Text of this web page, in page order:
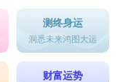
测终身运
洞悉未来鸿图大运
财富运势